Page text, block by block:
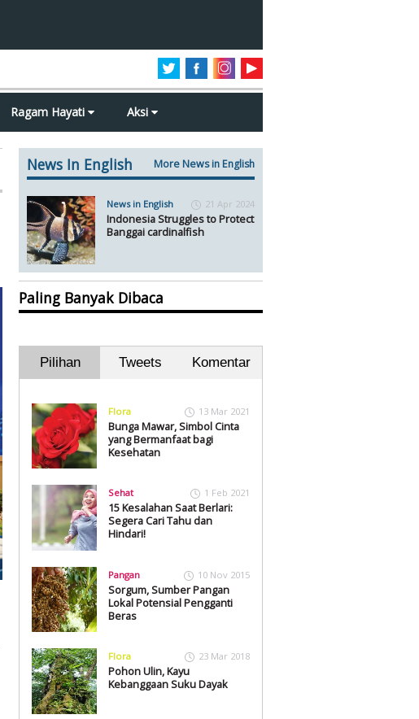
Ragam Hayati Aksi
News In English More News in English
News in English 21 Apr 2024
Indonesia Struggles to Protect
Banggai cardinalfish
Paling Banyak Dibaca
Pilihan Tweets Komentar
Flora 13 Mar 2021
Bunga Mawar, Simbol Cinta
yang Bermanfaat bagi
Kesehatan
Sehat 1 Feb 2021
15 Kesalahan Saat Berlari:
Segera Cari Tahu dan
Hindari!
Pangan 10 Nov 2015
Sorgum, Sumber Pangan
Lokal Potensial Pengganti
Beras
Flora 23 Mar 2018
Pohon Ulin, Kayu
Kebanggaan Suku Dayak